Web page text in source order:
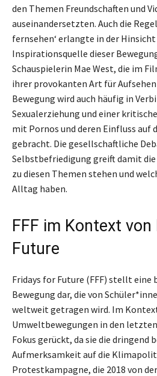
den Themen Freundschaften und
auseinandersetzten. Auch die
fernsehen‘ erlangte in der
Inspirationsquelle dieser
Schauspielerin Mae West, die im
ihrer provokanten Art für Aufsehen
Bewegung wird auch häufig in
Sexualerziehung und einer
mit Pornos und deren Einfluss auf
gebracht. Die gesellschaftliche
Selbstbefriedigung greift damit die
zu diesen Themen stehen und
Alltag haben.
FFF im Kontext von
Future
Fridays for Future (FFF) stellt eine
Bewegung dar, die von
weltweit getragen wird. Im Kontext
Umweltbewegungen in den
Fokus gerückt, da sie die dringend
Aufmerksamkeit auf die
Protestkampagne, die 2018 von